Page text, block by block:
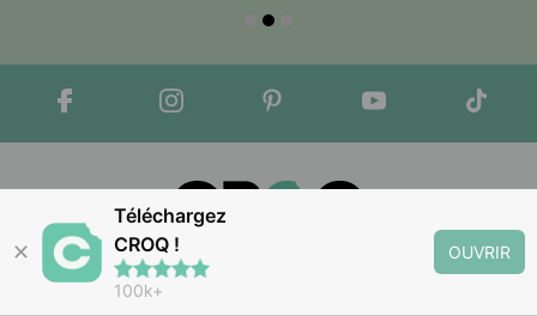
Apple Store
✕
Téléchargez
CROQ !
100k+
OUVRIR